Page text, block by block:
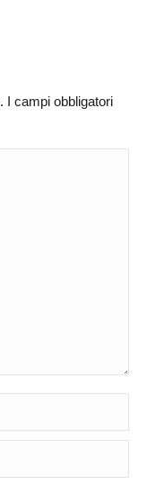
I campi obbligatori